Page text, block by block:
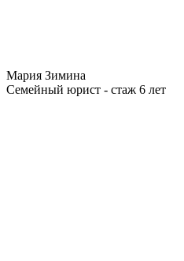
Мария Зимина
Семейный юрист - стаж 6 лет